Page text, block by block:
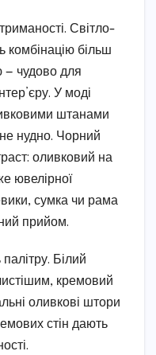
Світло-
комбінацію більш
— чудово для
У моді
штанами
нудно. Чорний
оливковий на
ювелірної
сумка чи рама
прийом.
Білий
кремовий
оливкові штори
стін дають